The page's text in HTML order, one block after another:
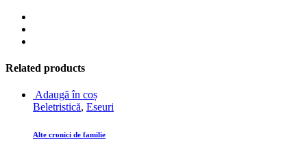
Related products
Adaugă în coș
Beletristică, Eseuri
Alte cronici de familie